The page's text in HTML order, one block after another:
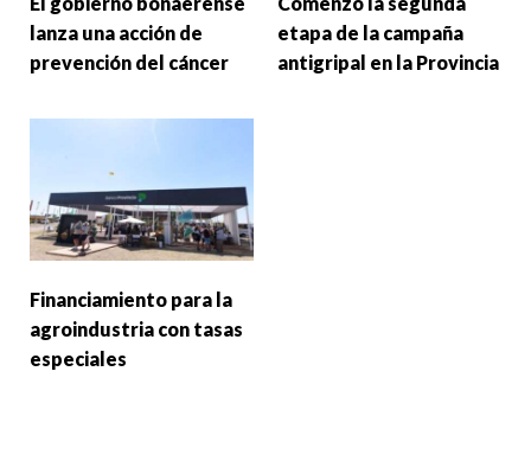
lanza una acción de
prevención del cáncer
etapa de la campaña
antigripal en la Provincia
Financiamiento para la
agroindustria con tasas
especiales